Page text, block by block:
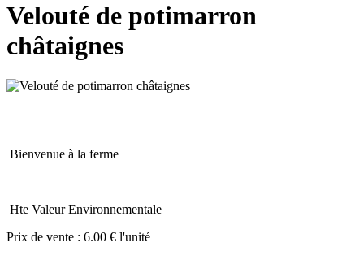
Velouté de potimarron
châtaignes
Bienvenue à la ferme
Hte Valeur Environnementale
Prix de vente : 6.00 € l'unité